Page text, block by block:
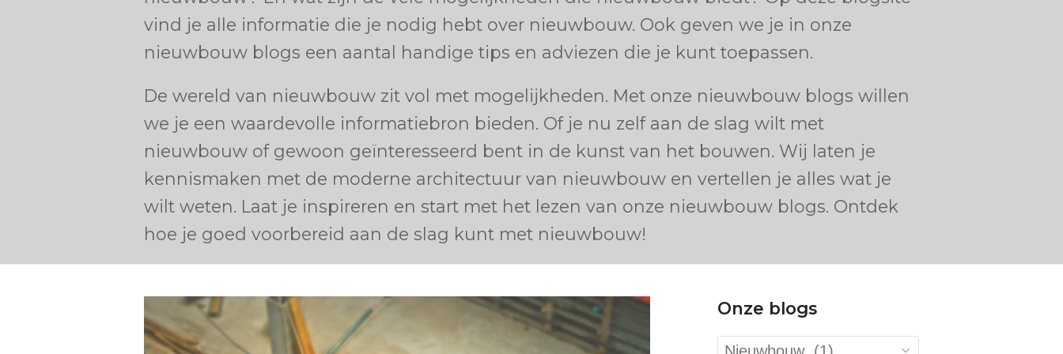
vind je alle informatie die je nodig hebt over nieuwbouw. Ook geven we je in onze
nieuwbouw blogs een aantal handige tips en adviezen die je kunt toepassen.
De wereld van nieuwbouw zit vol met mogelijkheden. Met onze nieuwbouw blogs willen
we je een waardevolle informatiebron bieden. Of je nu zelf aan de slag wilt met
nieuwbouw of gewoon geïnteresseerd bent in de kunst van het bouwen. Wij laten je
kennismaken met de moderne architectuur van nieuwbouw en vertellen je alles wat je
wilt weten. Laat je inspireren en start met het lezen van onze nieuwbouw blogs. Ontdek
hoe je goed voorbereid aan de slag kunt met nieuwbouw!
Onze blogs
Onze